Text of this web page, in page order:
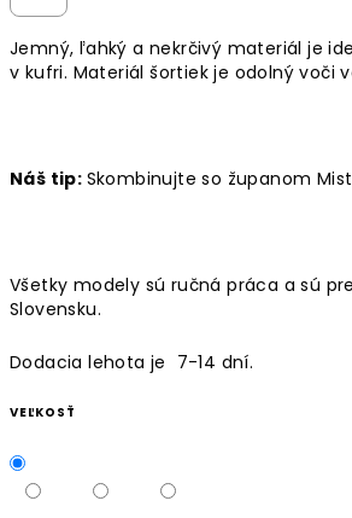
Jemný, ľahký a nekrčivý materiál je
v kufri. Materiál šortiek je odolný voči
Náš tip: Skombinujte so županom
Všetky modely sú ručná práca a sú
Slovensku.
Dodacia lehota je 7-14 dní.
VEĽKOSŤ